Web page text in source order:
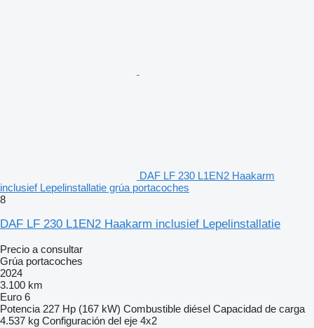
DAF LF 230 L1EN2 Haakarm
inclusief Lepelinstallatie grúa portacoches
8
DAF LF 230 L1EN2 Haakarm inclusief Lepelinstallatie
Precio a consultar
Grúa portacoches
2024
3.100 km
Euro 6
Potencia 227 Hp (167 kW) Combustible diésel Capacidad de carga
4.537 kg Configuración del eje 4x2